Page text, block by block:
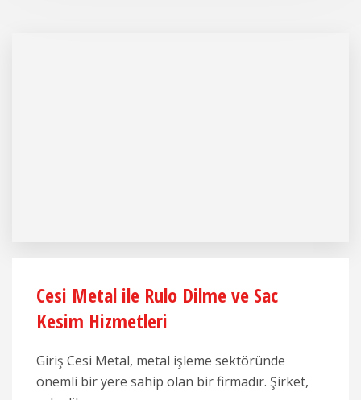
Cesi Metal ile Rulo Dilme ve Sac
Kesim Hizmetleri
Giriş Cesi Metal, metal işleme sektöründe
önemli bir yere sahip olan bir firmadır. Şirket,